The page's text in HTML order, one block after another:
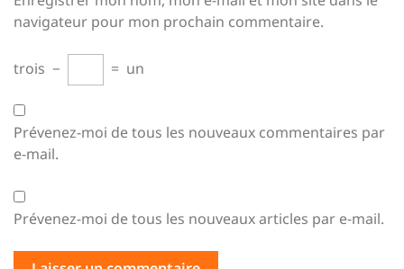
navigateur pour mon prochain commentaire.
trois − = un
Prévenez-moi de tous les nouveaux commentaires par
e-mail.
Prévenez-moi de tous les nouveaux articles par e-mail.